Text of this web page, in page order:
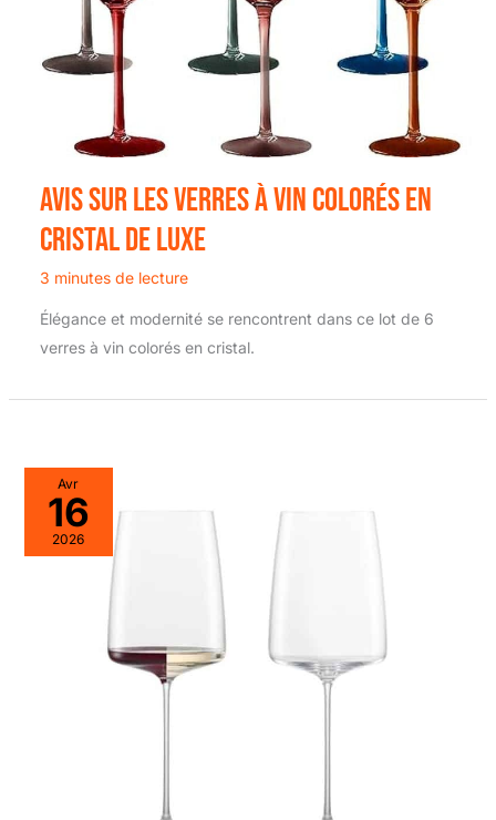
Avis sur les verres à vin colorés en
cristal de luxe
3 minutes de lecture
Élégance et modernité se rencontrent dans ce lot de 6
verres à vin colorés en cristal.
Avr
16
2026